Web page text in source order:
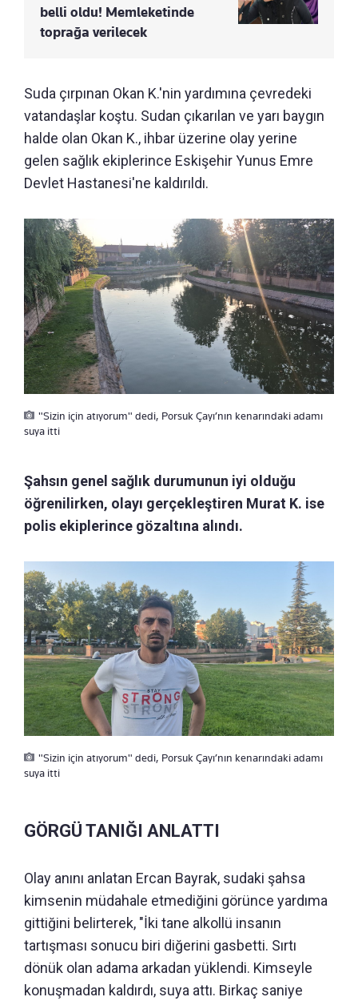
belli oldu! Memleketinde
toprağa verilecek
Suda çırpınan Okan K.'nin yardımına çevredeki
vatandaşlar koştu. Sudan çıkarılan ve yarı baygın
halde olan Okan K., ihbar üzerine olay yerine
gelen sağlık ekiplerince Eskişehir Yunus Emre
Devlet Hastanesi'ne kaldırıldı.
"Sizin için atıyorum" dedi, Porsuk Çayı’nın kenarındaki adamı
suya itti
Şahsın genel sağlık durumunun iyi olduğu
öğrenilirken, olayı gerçekleştiren Murat K. ise
polis ekiplerince gözaltına alındı.
"Sizin için atıyorum" dedi, Porsuk Çayı’nın kenarındaki adamı
suya itti
GÖRGÜ TANIĞI ANLATTI
Olay anını anlatan Ercan Bayrak, sudaki şahsa
kimsenin müdahale etmediğini görünce yardıma
gittiğini belirterek, "İki tane alkollü insanın
tartışması sonucu biri diğerini gasbetti. Sırtı
dönük olan adama arkadan yüklendi. Kimseyle
konuşmadan kaldırdı, suya attı. Birkaç saniye